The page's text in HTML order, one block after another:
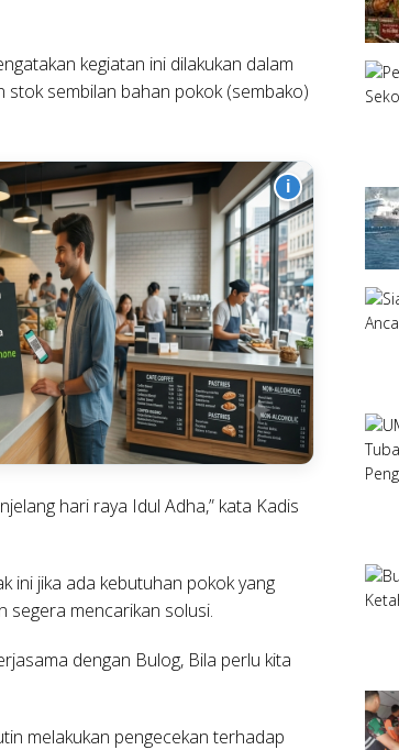
kegiatan ini dilakukan dalam
stok sembilan bahan pokok (sembako)
i
hari raya Idul Adha,” kata Kadis
ini jika ada kebutuhan pokok yang
segera mencarikan solusi.
dengan Bulog, Bila perlu kita
melakukan pengecekan terhadap